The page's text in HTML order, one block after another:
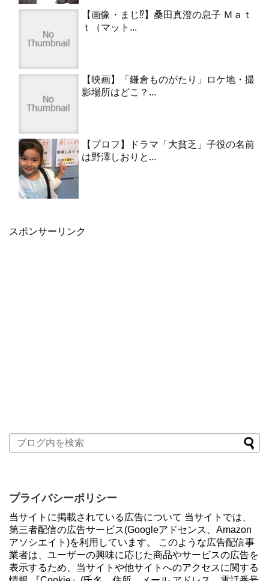
【画像・まじ⁉︎】桑田真澄の息子 Ｍａｔ
ｔ（マット...
【映画】「鎌倉ものがたり」ロケ地・撮
影場所はどこ？...
【プロフ】ドラマ「大貧乏」子役の名前
は野澤しおりと...
スポンサーリンク
プライバシーポリシー
当サイトに掲載されている広告について 当サイトでは、
第三者配信の広告サービス(Googleアドセンス、Amazon
アソシエイト)を利用しています。 このような広告配信事
業者は、ユーザーの興味に応じた商品やサービスの広告を
表示するため、当サイトや他サイトへのアクセスに関する